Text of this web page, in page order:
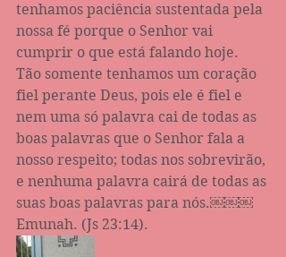
tenhamos paciência sustentada pela
nossa fé porque o Senhor vai
cumprir o que está falando hoje.
Tão somente tenhamos um coração
fiel perante Deus, pois ele é fiel e
nem uma só palavra cai de todas as
boas palavras que o Senhor fala a
nosso respeito; todas nos sobrevirão,
e nenhuma palavra cairá de todas as
suas boas palavras para nós.￼￼￼
Emunah. (Js 23:14).